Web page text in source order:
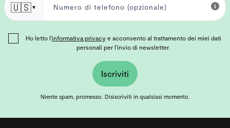
🇺🇸▼
Ho letto l'informativa privacye acconsento al trattamento dei miei dati
personali per l'invio di newsletter.
Iscriviti
Niente spam, promesso. Disiscriviti in qualsiasi momento.